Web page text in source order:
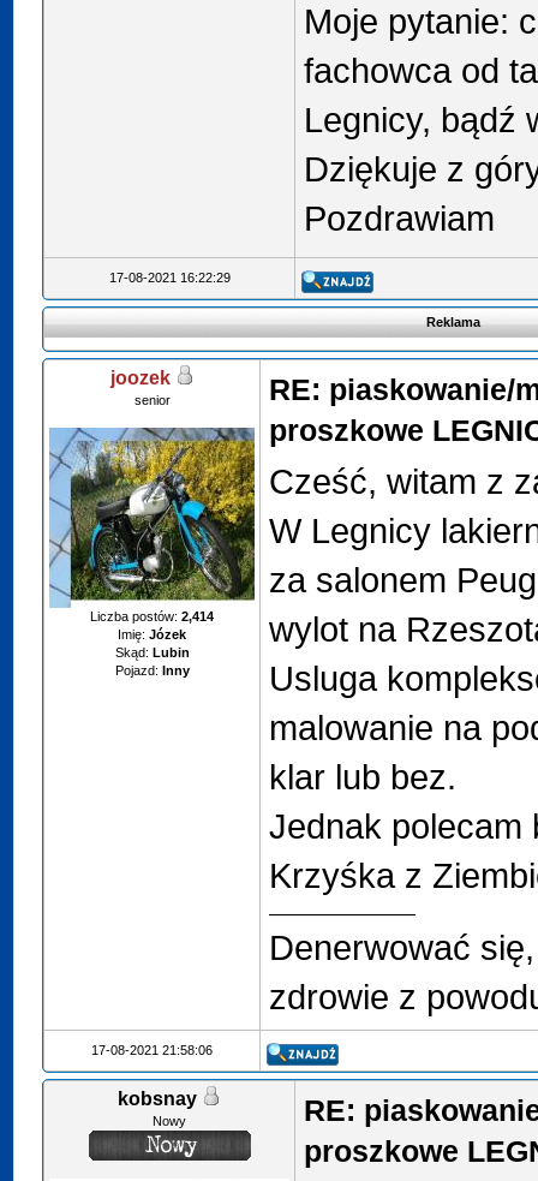
Moje pytanie:
fachowca od
Legnicy, bądź
Dziękuje z
Pozdrawiam
17-08-2021 16:22:29
Reklama
joozek
senior
Liczba postów:2,414
Imię: Józek
Skąd: Lubin
Pojazd: Inny
RE: piaskowanie/
proszkowe
Cześć, witam z
W Legnicy
za salonem
wylot na
Usluga
malowanie na
klar lub bez.
Jednak polecam
Krzyśka z
Denerwować
zdrowie z
17-08-2021 21:58:06
kobsnay
Nowy
RE:
proszkowe